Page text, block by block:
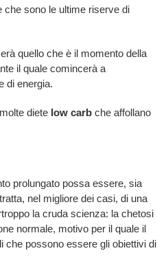
che sono le ultime riserve di
quello che è il momento della
il quale comincerà a
di energia.
diete low carbche affollano
prolungato possa essere, sia
nel migliore dei casi, di una
la cruda scienza: la chetosi
normale, motivo per il quale il
che possono essere gli obiettivi di